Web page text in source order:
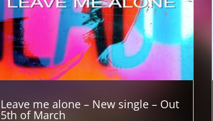
Leave me alone – New single – Out
5th of March